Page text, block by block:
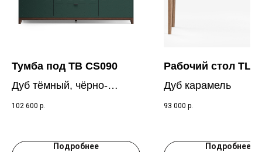
Тумба под ТВ CS090
Дуб тёмный, чёрно-
зеленый RAL 6012
102 600 р.
Подробнее
Рабочий стол
Дуб карамель
93 000 р.
Подробнее